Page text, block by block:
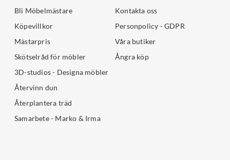
Bli Möbelmästare
Köpevillkor
Mästarpris
Skötselråd för möbler
3D-studios - Designa möbler
Återvinn dun
Återplantera träd
Samarbete - Marko & Irma
Kontakta oss
Personpolicy - GDPR
Våra butiker
Ångra köp